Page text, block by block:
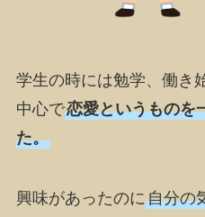
学生の時には勉学、働き
中心で恋愛というものを
た。
興味があったのに自分の